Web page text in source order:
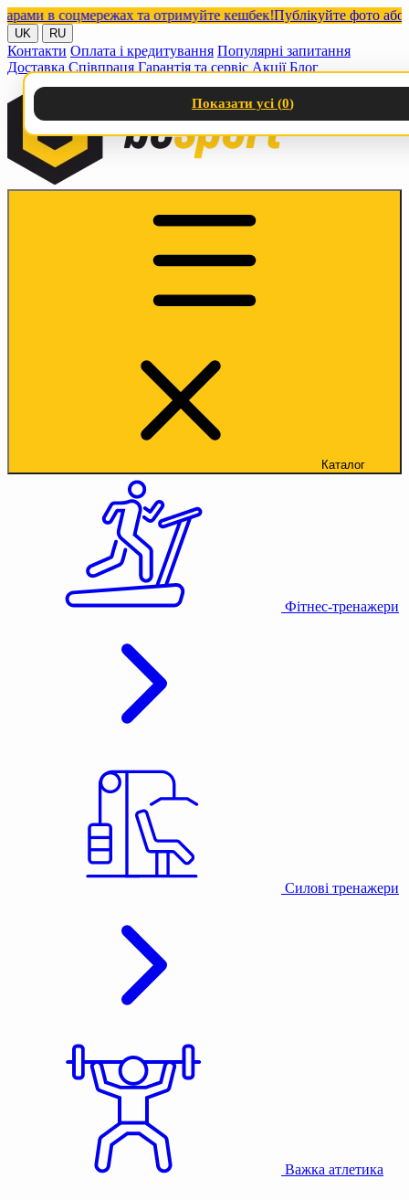
в соцмережах та отримуйте кешбек!Публікуйте фото або
UK RU
Контакти Оплата і кредитування Популярні запитання
Доставка Співпраця Гарантія та сервіс Акції Блог
Каталог
Фітнес-тренажери
Силові тренажери
Важка атлетика
Показати усі (0)